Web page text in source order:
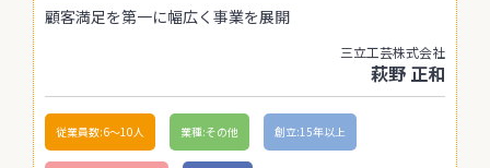
顧客満足を第一に幅広く事業を展開
三立工芸株式会社
萩野 正和
従業員数:6～10人 業種:その他 創立:15年以上